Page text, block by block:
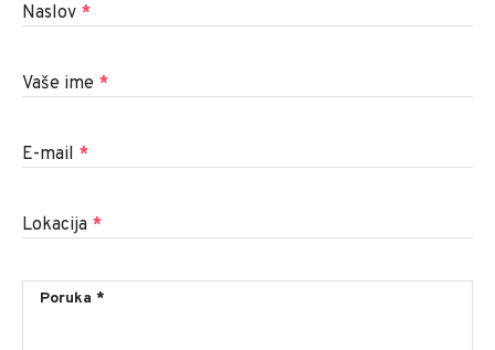
Naslov *
Vaše ime *
E-mail *
Lokacija *